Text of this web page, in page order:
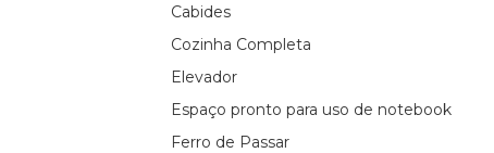
Cabides
Cozinha Completa
Elevador
Espaço pronto para uso de notebook
Ferro de Passar